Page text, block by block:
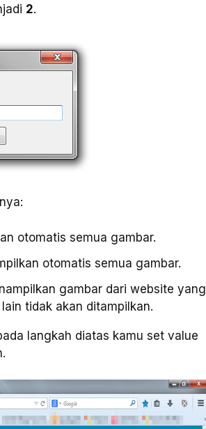
2.
otomatis semua gambar.
otomatis semua gambar.
gambar dari website yang
tidak akan ditampilkan.
langkah diatas kamu set value